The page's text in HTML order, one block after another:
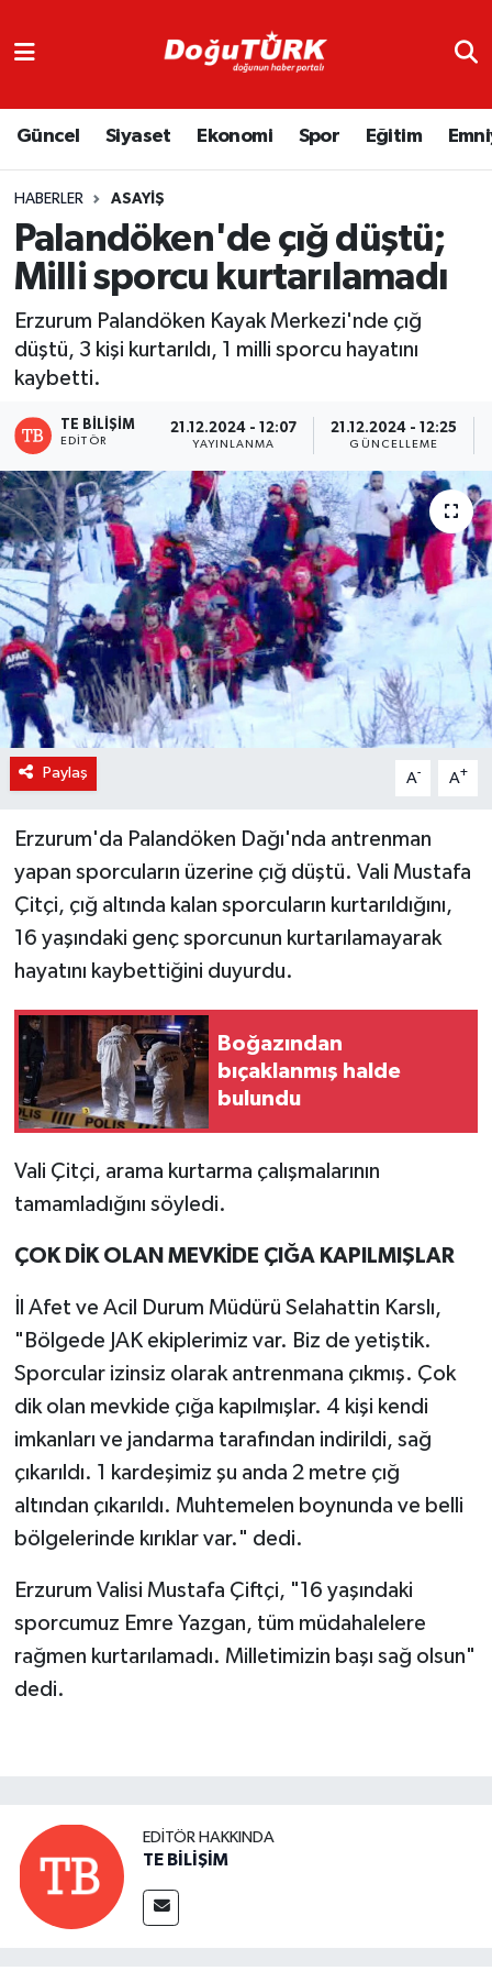
Güncel Siyaset Ekonomi Spor Eğitim
HABERLER ASAYIŞ
Palandöken'de çığ düştü;
Milli sporcu kurtarılamadı
Erzurum Palandöken Kayak Merkezi'nde çığ
düştü, 3 kişi kurtarıldı, 1 milli sporcu hayatını
kaybetti.
TE BİLİŞİM
EDITÖR
21.12.2024 - 12:07
YAYINLANMA
21.12.2024 - 12:25
GÜNCELLEME
Paylaş A- A+
Erzurum'da Palandöken Dağı'nda antrenman
yapan sporcuların üzerine çığ düştü. Vali Mustafa
Çitçi, çığ altında kalan sporcuların kurtarıldığını,
16 yaşındaki genç sporcunun kurtarılamayarak
hayatını kaybettiğini duyurdu.
Boğazından
bıçaklanmış halde
bulundu
Vali Çitçi, arama kurtarma çalışmalarının
tamamladığını söyledi.
ÇOK DİK OLAN MEVKİDE ÇIĞA KAPILMIŞLAR
İl Afet ve Acil Durum Müdürü Selahattin Karslı,
"Bölgede JAK ekiplerimiz var. Biz de yetiştik.
Sporcular izinsiz olarak antrenmana çıkmış. Çok
dik olan mevkide çığa kapılmışlar. 4 kişi kendi
imkanları ve jandarma tarafından indirildi, sağ
çıkarıldı. 1 kardeşimiz şu anda 2 metre çığ
altından çıkarıldı. Muhtemelen boynunda ve belli
bölgelerinde kırıklar var." dedi.
Erzurum Valisi Mustafa Çiftçi, "16 yaşındaki
sporcumuz Emre Yazgan, tüm müdahalelere
rağmen kurtarılamadı. Milletimizin başı sağ olsun"
dedi.
EDITÖR HAKKINDA
TE BİLİŞİM
Asayiş
Bölge
Eğitim
Emniyet
GENEL
Güncel
KÜLTÜR-SANAT
Magazin
Medya
Politika
Sağlık
Spor
Yaşam
YEREL
Trafik Durumu
Süper Lig Puan Durumu ve Fikstür
Tüm Manşetler
Haber Arşivi